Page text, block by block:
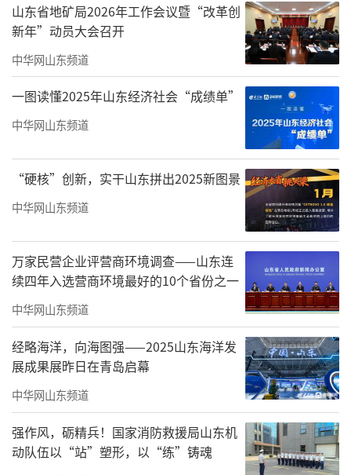
▲君一成为行业领先的智慧住居服务商
从青岛到龙城，君一深耕太原近十年，在
晋阳湖畔匠筑高端“府系”产品——太原海尚
府，打造太原学府、太原国际广场等住宅与商
业项目，见证并参与了太原这座城市的飞速发
展。为满足太原鼎层人士对美好生活的向往，
君一此次带来了超越想象的力作——太原海尚府
430㎡奢阔大平层，凭借独特魅力成为当地“现
山东省地矿局2026年工作会议暨“改革创
新年”动员大会召开
中华网山东频道
一图读懂2025年山东经济社会“成绩单”
中华网山东频道
“硬核”创新，实干山东拼出2025新图景
中华网山东频道
万家民营企业评营商环境调查——山东连
续四年入选营商环境最好的10个省份之一
中华网山东频道
经略海洋，向海图强——2025山东海洋发
展成果展昨日在青岛启幕
中华网山东频道
强作风，砺精兵！国家消防救援局山东机
动队伍以“站”塑形，以“练”铸魂